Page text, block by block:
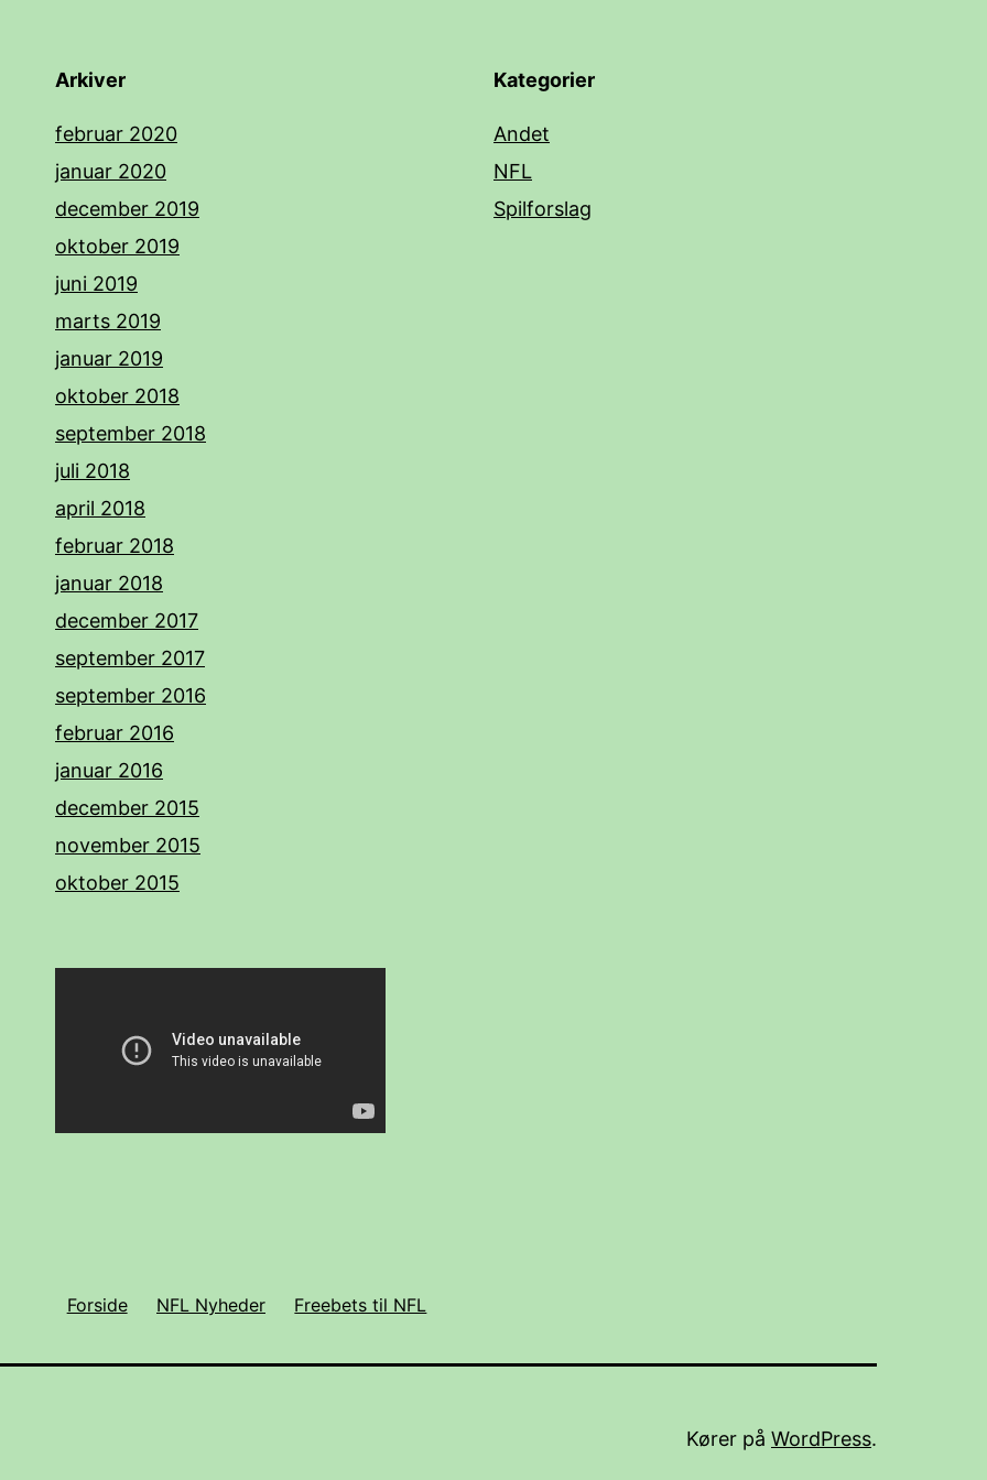
Arkiver
februar 2020
januar 2020
december 2019
oktober 2019
juni 2019
marts 2019
januar 2019
oktober 2018
september 2018
juli 2018
april 2018
februar 2018
januar 2018
december 2017
september 2017
september 2016
februar 2016
januar 2016
december 2015
november 2015
oktober 2015
Kategorier
Andet
NFL
Spilforslag
Forside NFL Nyheder Freebets til NFL
Kører på WordPress.